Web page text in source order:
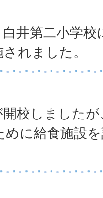
井第二小学
れました。
校しました
めに給食施設